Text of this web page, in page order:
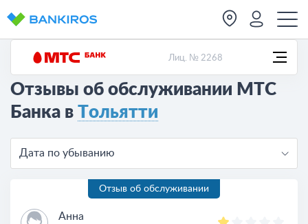
Лиц. № 2268
Отзывы об обслуживании МТС
Банка в Тольятти
Дата по убыванию
Отзыв об обслуживании
Анна